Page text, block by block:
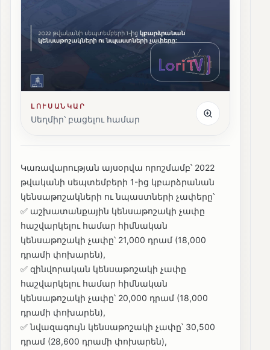
ԼՈՒՍԱՆԿԱՐ
Սեղմիր՝ բացելու համար
Կառավարության այսօրվա որոշմամբ՝ 2022
թվականի սեպտեմբերի 1-ից կբարձրանան
կենսաթոշակների ու նպաստների չափերը՝
✅ աշխատանքային կենսաթոշակի չափը
հաշվարկելու համար հիմնական
կենսաթոշակի չափը՝ 21,000 դրամ (18,000
դրամի փոխարեն),
✅ զինվորական կենսաթոշակի չափը
հաշվարկելու համար հիմնական
կենսաթոշակի չափը՝ 20,000 դրամ (18,000
դրամի փոխարեն),
✅ նվազագույն կենսաթոշակի չափը՝ 30,500
դրամ (28,600 դրամի փոխարեն),